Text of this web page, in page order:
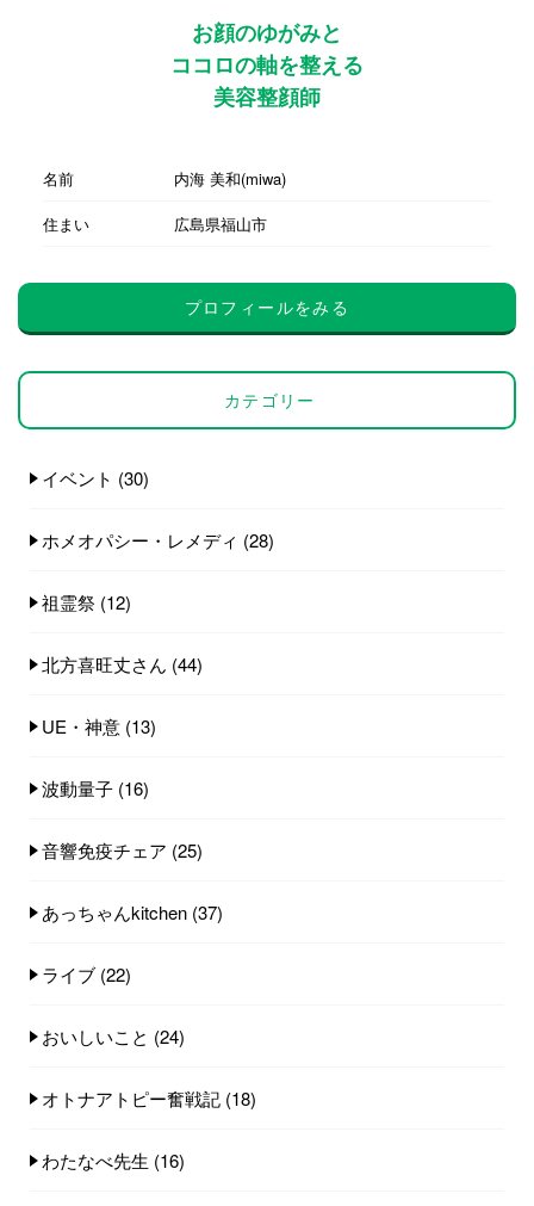
お顔のゆがみと
ココロの軸を整える
美容整顔師
名前
内海 美和(miwa)
住まい
広島県福山市
プロフィールをみる
カテゴリー
イベント (30)
ホメオパシー・レメディ (28)
祖霊祭 (12)
北方喜旺丈さん (44)
UE・神意 (13)
波動量子 (16)
音響免疫チェア (25)
あっちゃんkitchen (37)
ライブ (22)
おいしいこと (24)
オトナアトピー奮戦記 (18)
わたなべ先生 (16)